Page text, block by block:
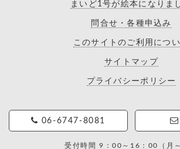
まいど1号が絵本になりま
問合せ・各種申込み
このサイトのご利用につ
サイトマップ
プライバシーポリシー
06-6747-8081
受付時間 9：00～16：00（月～